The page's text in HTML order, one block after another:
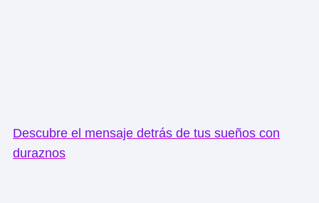
Descubre el mensaje detrás de tus sueños con
duraznos